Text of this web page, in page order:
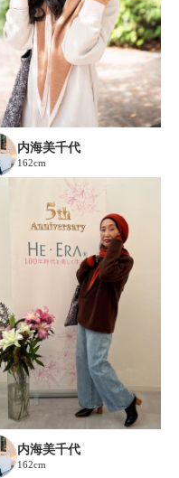
内海美千代
162cm
内海美千代
162cm